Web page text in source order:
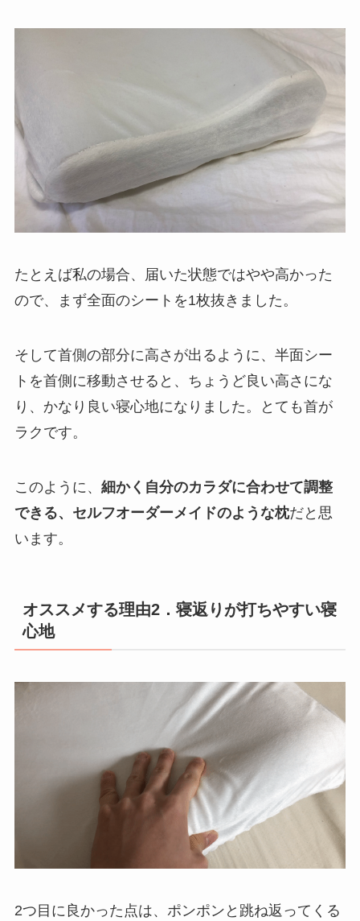
たとえば私の場合、届いた状態ではやや高かった
ので、まず全面のシートを1枚抜きました。
そして首側の部分に高さが出るように、半面シー
トを首側に移動させると、ちょうど良い高さにな
り、かなり良い寝心地になりました。とても首が
ラクです。
このように、 細かく自分のカラダに合わせて調整
できる、セルフオーダーメイドのような枕だと思
います。
オススメする理由2．寝返りが打ちやすい寝
心地
2つ目に良かった点は、ポンポンと跳ね返ってくる